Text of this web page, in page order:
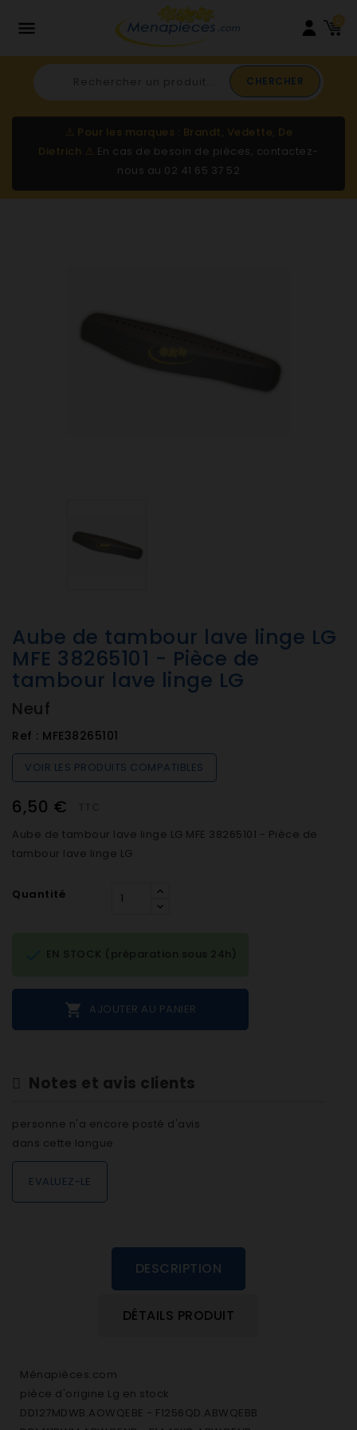
 0
CHERCHER
⚠️ Pour les marques : Brandt, Vedette, De
Dietrich ⚠️ En cas de besoin de pièces, contactez-
nous au 02 41 65 37 52
Aube de tambour lave linge LG
MFE 38265101 - Pièce de
tambour lave linge LG
Neuf
Ref : MFE38265101
VOIR LES PRODUITS COMPATIBLES
6,50 €
Aube de tambour lave linge LG MFE 38265101 - Pièce de
tambour lave linge LG
Quantité
 AJOUTER AU PANIER
EN STOCK (préparation sous 24h)
Notes et avis clients
personne n'a encore posté d'avis
dans cette langue
EVALUEZ-LE
DESCRIPTION
DÉTAILS PRODUIT
Ménapièces.com
pièce d'origine Lg en stock
DD127MDWB.AOWQEBE - F1256QD.ABWQEBB